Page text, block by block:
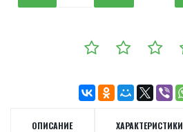
ОПИСАНИЕ ХАРАКТЕРИСТИКИ